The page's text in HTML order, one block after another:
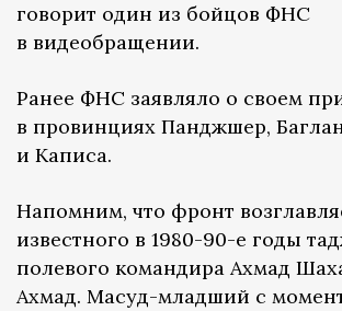
говорит один из бойцов ФНС
в видеобращении.
Ранее ФНС заявляло о своем
в провинциях Панджшер,
и Каписа.
Напомним, что фронт
известного в 1980-90-е годы
полевого командира Ахмад
Ахмад. Масуд-младший с